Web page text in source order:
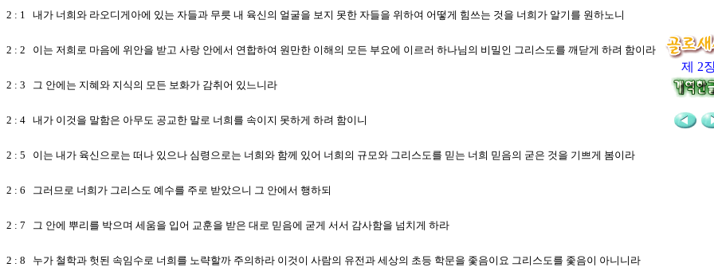
제 2
2 : 1 내가 너희와 라오디게아에 있는 자들과 무릇 내 육신의 얼굴을 보지 못한 자들을 위하여 어떻게 힘쓰는 것을 너희가 알기를 원하노니
2 : 2 이는 저희로 마음에 위안을 받고 사랑 안에서 연합하여 원만한 이해의 모든 부요에 이르러 하나님의 비밀인 그리스도를 깨닫게 하려 함이라
2 : 3 그 안에는 지혜와 지식의 모든 보화가 감취어 있느니라
2 : 4 내가 이것을 말함은 아무도 공교한 말로 너희를 속이지 못하게 하려 함이니
2 : 5 이는 내가 육신으로는 떠나 있으나 심령으로는 너희와 함께 있어 너희의 규모와 그리스도를 믿는 너희 믿음의 굳은 것을 기쁘게 봄이라
2 : 6 그러므로 너희가 그리스도 예수를 주로 받았으니 그 안에서 행하되
2 : 7 그 안에 뿌리를 박으며 세움을 입어 교훈을 받은 대로 믿음에 굳게 서서 감사함을 넘치게 하라
2 : 8 누가 철학과 헛된 속임수로 너희를 노략할까 주의하라 이것이 사람의 유전과 세상의 초등 학문을 좇음이요 그리스도를 좇음이 아니니라